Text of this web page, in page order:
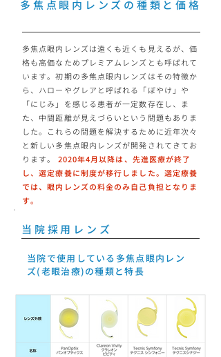
多焦点眼内レンズの種類と価格
多焦点眼内レンズは遠くも近くも見えるが、価
格も高価なためプレミアムレンズとも呼ばれて
います。初期の多焦点眼内レンズはその特徴か
ら、ハローやグレアと呼ばれる「ぼやけ」や
「にじみ」を感じる患者が一定数存在し、ま
た、中間距離が見えづらいという問題もありま
した。これらの問題を解決するために近年次々
と新しい多焦点眼内レンズが開発されてきてお
ります。
2020年4月以降は、先進医療が終了
し、選定療養に制度が移行しました。選定療養
では、眼内レンズの料金のみ自己負担となりま
す。
当院採用レンズ
当院で使用している多焦点眼内レン
ズ(老眼治療)の種類と特長